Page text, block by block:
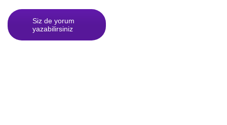
Siz de yorum
yazabilirsiniz